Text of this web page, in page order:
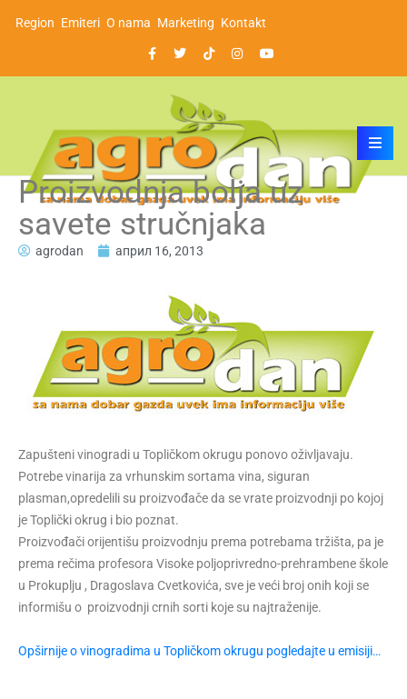
Region Emiteri O nama Marketing Kontakt
Proizvodnja bolja uz
savete stručnjaka
agrodan април 16, 2013
Zapušteni vinogradi u Topličkom okrugu ponovo oživljavaju.
Potrebe vinarija za vrhunskim sortama vina, siguran
plasman,opredelili su proizvođače da se vrate proizvodnji po kojoj
je Toplički okrug i bio poznat.
Proizvođači orijentišu proizvodnju prema potrebama tržišta, pa je
prema rečima profesora Visoke poljoprivredno-prehrambene škole
u Prokuplju , Dragoslava Cvetkovića, sve je veći broj onih koji se
informišu o proizvodnji crnih sorti koje su najtraženije.
Opširnije o vinogradima u Topličkom okrugu pogledajte u emisiji…